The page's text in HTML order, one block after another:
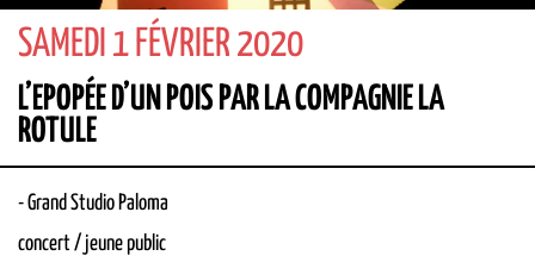
SAMEDI 1 FÉVRIER 2020
L’EPOPÉE D’UN POIS PAR LA COMPAGNIE LA
ROTULE
-Grand Studio Paloma
concert / jeune public